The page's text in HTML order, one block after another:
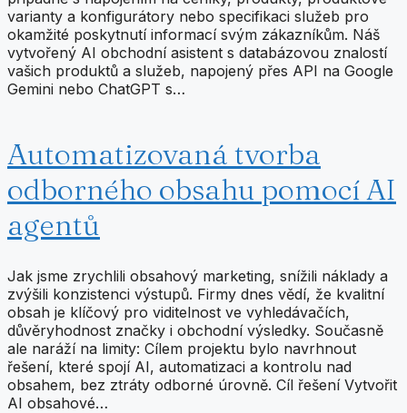
varianty a konfigurátory nebo specifikaci služeb pro
okamžité poskytnutí informací svým zákazníkům. Náš
vytvořený AI obchodní asistent s databázovou znalostí
vašich produktů a služeb, napojený přes API na Google
Gemini nebo ChatGPT s…
Automatizovaná tvorba
odborného obsahu pomocí AI
agentů
Jak jsme zrychlili obsahový marketing, snížili náklady a
zvýšili konzistenci výstupů. Firmy dnes vědí, že kvalitní
obsah je klíčový pro viditelnost ve vyhledávačích,
důvěryhodnost značky i obchodní výsledky. Současně
ale naráží na limity: Cílem projektu bylo navrhnout
řešení, které spojí AI, automatizaci a kontrolu nad
obsahem, bez ztráty odborné úrovně. Cíl řešení Vytvořit
AI obsahové…